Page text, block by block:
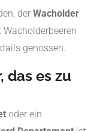
der Wacholder
genossen.
das es zu
oder ein